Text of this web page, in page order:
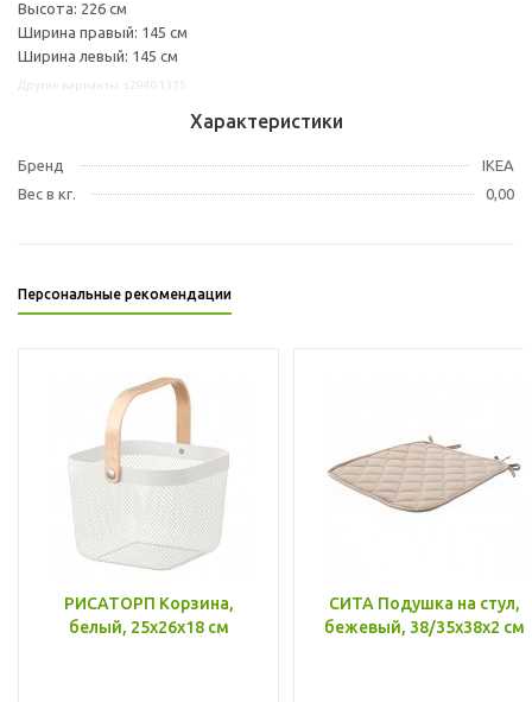
Высота: 226 см
Ширина правый: 145 см
Ширина левый: 145 см
Характеристики
Бренд
IKEA
Вес в кг.
0,00
Персональные рекомендации
РИСАТОРП Корзина,
белый, 25x26x18 см
СИТА Подушка на стул,
бежевый, 38/35x38x2 см